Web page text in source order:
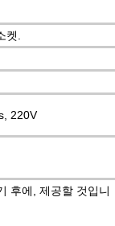
.
220V
후에, 제공할 것입니